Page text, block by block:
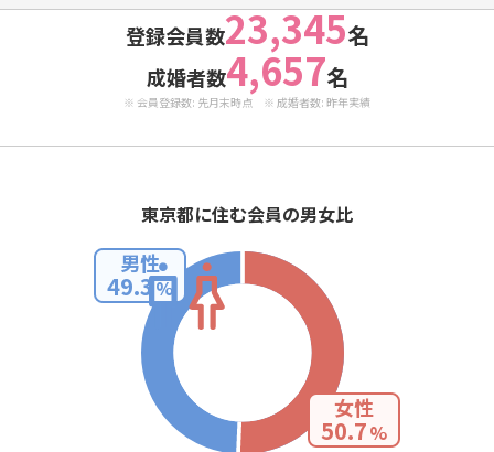
登録会員数23,345名
成婚者数4,657名
※ 会員登録数: 先月末時点 ※ 成婚者数: 昨年実績
東京都に住む会員の男女比
男性
49.3%
女性
50.7%